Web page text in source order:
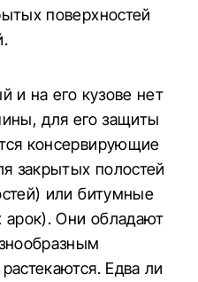
поверхностей
и на его кузове нет
для его защиты
консервирующие
закрытых полостей
или битумные
Они обладают
Едва ли